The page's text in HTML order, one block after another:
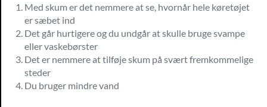
Med skum er det nemmere at se, hvornår hele køretøjet
er sæbet ind
Det går hurtigere og du undgår at skulle bruge svampe
eller vaskebørster
Det er nemmere at tilføje skum på svært fremkommelige
steder
Du bruger mindre vand